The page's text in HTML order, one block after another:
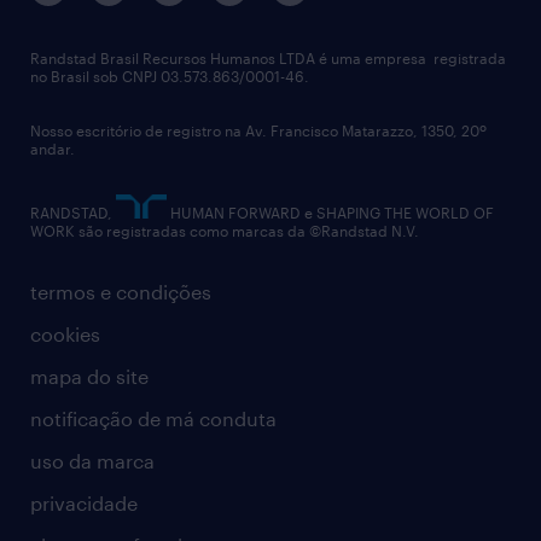
imprensa
políticas corporativas
relatório anual
termos e condições
cookies
mapa do site
notificação de má conduta
uso da marca
privacidade
Randstad Brasil Recursos Humanos LTDA é uma empresa registrada
no Brasil sob CNPJ 03.573.863/0001-46.
Nosso escritório de registro na Av. Francisco Matarazzo, 1350, 20º
andar.
RANDSTAD,
HUMAN FORWARD e SHAPING THE WORLD OF
WORK são registradas como marcas da ©Randstad N.V.